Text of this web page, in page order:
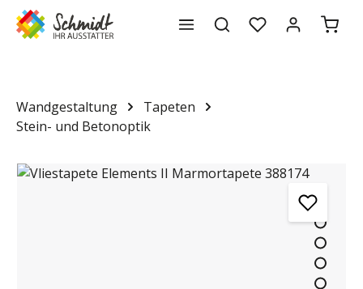
springen
Wandgestaltung
Tapeten
Stein- und Betonoptik
Bildergalerie überspringen